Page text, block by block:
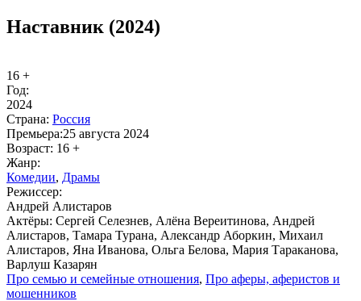
Наставник (2024)
16 +
Год:
2024
Стра­на: Рос­сия
Пре­мье­ра:25 августа 2024
Воз­раст: 16 +
Жанр:
Ко­ме­дии, Дра­мы
Ре­жис­сер:
Андрей Алистаров
Ак­тё­ры: Сергей Селезнев, Алёна Вереитинова, Андрей
Алистаров, Тамара Турана, Александр Аборкин, Михаил
Алистаров, Яна Иванова, Ольга Белова, Мария Тараканова,
Варлуш Казарян
Про се­мью и се­мей­ные от­но­ше­ния, Про афе­ры, афе­ри­стов и
мо­шен­ни­ков